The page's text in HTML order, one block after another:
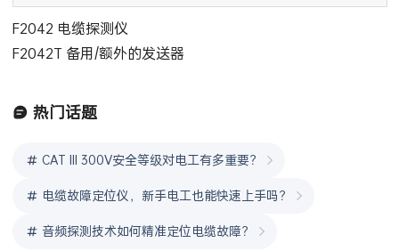
F2042 电缆探测仪
F2042T 备用/额外的发送器
热门话题
CAT III 300V安全等级对电工有多重要？
电缆故障定位仪，新手电工也能快速上手吗？
音频探测技术如何精准定位电缆故障？